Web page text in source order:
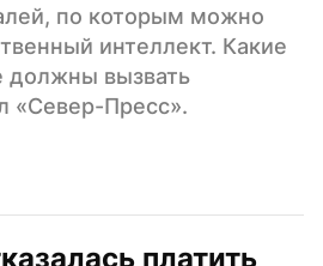
по которым можно
интеллект. Какие
должны вызвать
«Север-Пресс».
платить